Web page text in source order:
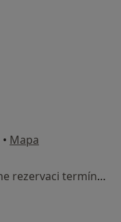
• Mapa
Tento specialista nenabízí online rezervaci termínu na této adrese.